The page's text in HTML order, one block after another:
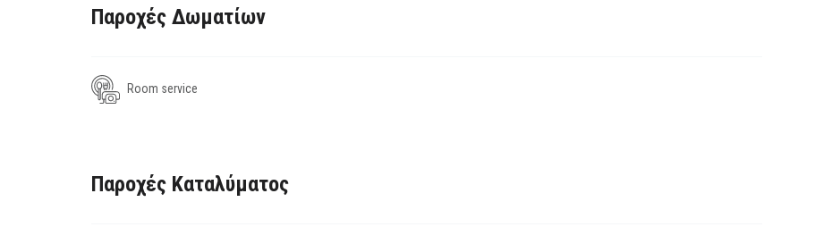
Παροχές Δωματίων
Room service
Παροχές Καταλύματος